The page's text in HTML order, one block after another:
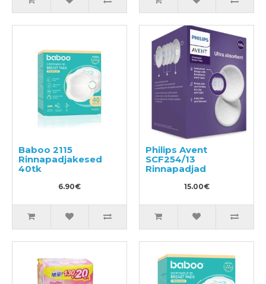
Baboo 2115
Rinnapadjakesed
40tk
6.90€
Philips Avent
SCF254/13
Rinnapadjad
15.00€